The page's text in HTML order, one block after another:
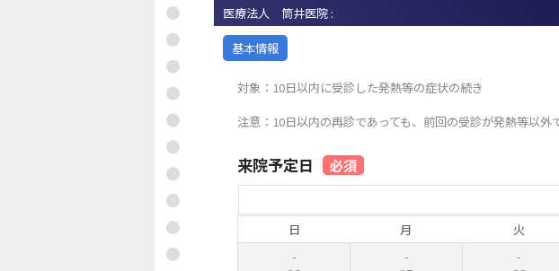
医療法人 筒井医院 :
基本情報
対象：10日以内に受診した発熱等の症状の続き
注意：10日以内の再診であっても、前回の受診が発熱等以外
来院予定日 必須
日
月 火